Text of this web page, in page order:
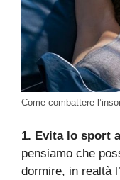
Come combattere
1. Evita lo sport
pensiamo che
dormire, in realtà